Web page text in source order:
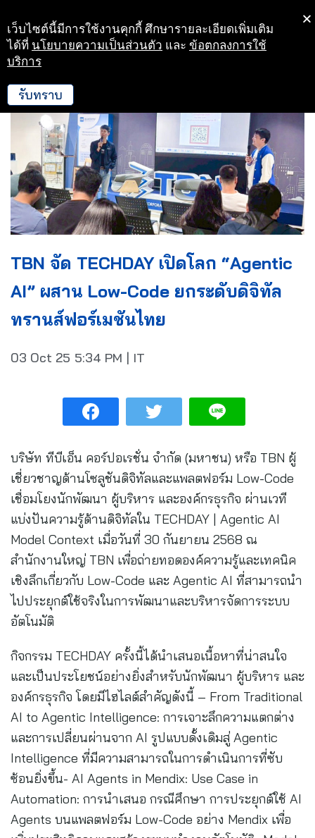
Skip
to
TBN จัด TECHDAY เปิดโลก “Agentic
AI” ผสาน Low-Code ยกระดับดิจิทัล
ทรานส์ฟอร์เมชันไทย
03 Oct 25 5:34 PM | IT
บริษัท ทีบีเอ็น คอร์ปอเรชั่น จำกัด (มหาชน) หรือ TBN ผู้
เชี่ยวชาญด้านโซลูชันดิจิทัลและแพลตฟอร์ม Low-Code
เชื่อมโยงนักพัฒนา ผู้บริหาร และองค์กรธุรกิจ ผ่านเวที
แบ่งปันความรู้ด้านดิจิทัลใน TECHDAY | Agentic AI
Model Context เมื่อวันที่ 30 กันยายน 2568 ณ
สำนักงานใหญ่ TBN เพื่อถ่ายทอดองค์ความรู้และเทคนิค
เชิงลึกเกี่ยวกับ Low-Code และ Agentic AI ที่สามารถนำ
ไปประยุกต์ใช้จริงในการพัฒนาและบริหารจัดการระบบ
อัตโนมัติ
กิจกรรม TECHDAY ครั้งนี้ได้นำเสนอเนื้อหาที่น่าสนใจ
และเป็นประโยชน์อย่างยิ่งสำหรับนักพัฒนา ผู้บริหาร และ
องค์กรธุรกิจ โดยมีไฮไลต์สำคัญดังนี้ – From Traditional
AI to Agentic Intelligence: การเจาะลึกความแตกต่าง
และการเปลี่ยนผ่านจาก AI รูปแบบดั้งเดิมสู่ Agentic
Intelligence ที่มีความสามารถในการดำเนินการที่ซับ
ซ้อนยิ่งขึ้น- AI Agents in Mendix: Use Case in
Automation: การนำเสนอ กรณีศึกษา การประยุกต์ใช้ AI
Agents บนแพลตฟอร์ม Low-Code อย่าง Mendix เพื่อ
เว็บไซต์นี้มีการใช้งานคุกกี้ ศึกษารายละเอียดเพิ่มเติม
ได้ที่ นโยบายความเป็นส่วนตัว และ ข้อตกลงการใช้
บริการ
รับทราบ